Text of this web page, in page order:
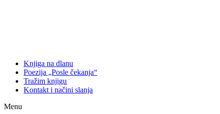
Knjiga na dlanu
Poezija „Posle čekanja“
Tražim knjigu
Kontakt i načini slanja
Menu